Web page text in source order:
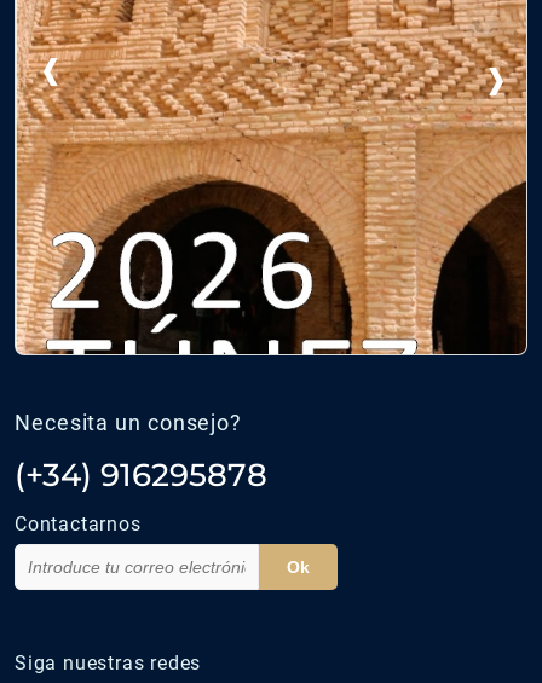
‹ ›
Necesita un consejo?
(+34) 916295878
Contactarnos
Ok
Siga nuestras redes